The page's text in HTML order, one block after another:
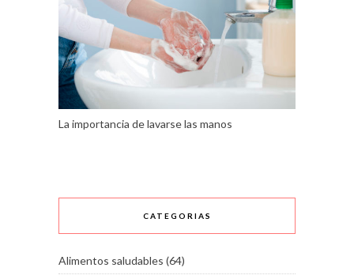
La importancia de lavarse las manos
CATEGORIAS
Alimentos saludables (64)